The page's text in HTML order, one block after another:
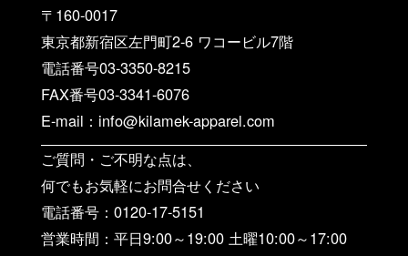
〒160-0017
東京都新宿区左門町2-6 ワコービル7階
電話番号03-3350-8215
FAX番号03-3341-6076
E-mail：info@kilamek-apparel.com
ご質問・ご不明な点は、
何でもお気軽にお問合せください
電話番号：0120-17-5151
営業時間：平日9:00～19:00 土曜10:00～17:00